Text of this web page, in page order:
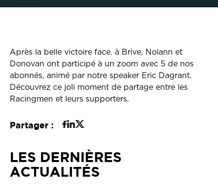
Après la belle victoire face. à Brive, Nolann et
Donovan ont participé à un zoom avec 5 de nos
abonnés, animé par notre speaker Eric Dagrant.
Découvrez ce joli moment de partage entre les
Racingmen et leurs supporters.
Partager :
LES DERNIÈRES
ACTUALITÉS